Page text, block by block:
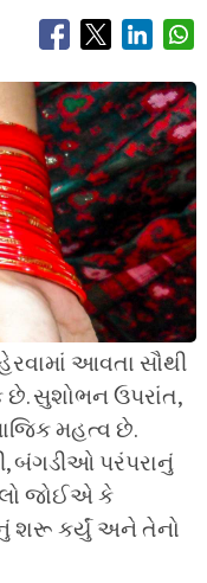
આવતા સૌથી
સુશોભન ઉપરાંત,
મહત્વ છે.
બંગડીઓ પરંપરાનું
જોઈએ કે
શરૂ કર્યું અને તેનો